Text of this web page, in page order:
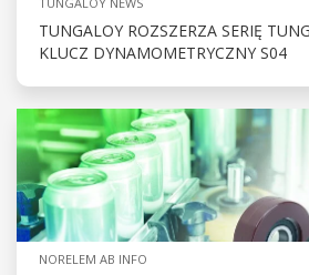
TUNGALOY ROZSZERZA SERIĘ
KLUCZ DYNAMOMETRYCZNY S04
NORELEM AB INFO